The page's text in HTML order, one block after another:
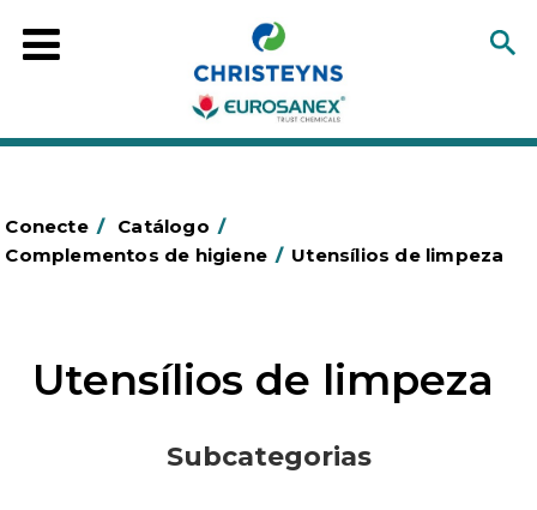
Conecte / Catálogo /
Complementos de higiene / Utensílios de limpeza
Utensílios de limpeza
Subcategorias